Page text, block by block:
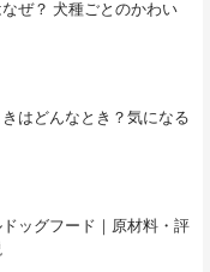
ぜ？ 犬種ごとのかわい
はどんなとき？気になる
ッグフード｜原材料・評